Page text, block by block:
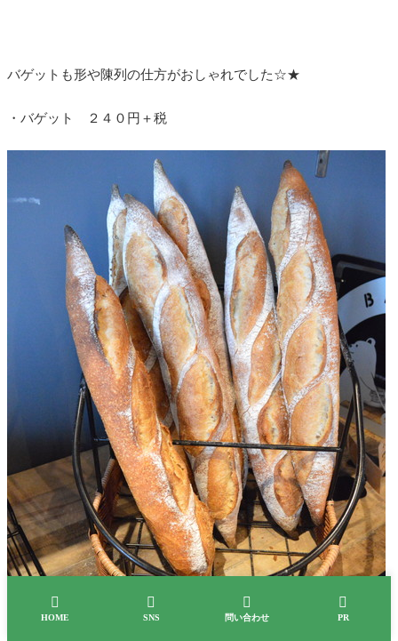
バゲットも形や陳列の仕方がおしゃれでした☆★
・バゲット ２４０円＋税

HOME

SNS

問い合わせ

PR